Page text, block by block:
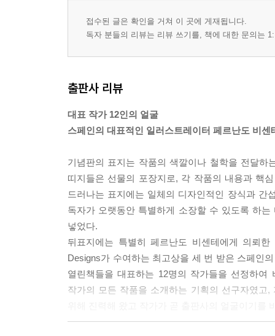
접수된 글은 확인을 거쳐 이 곳에 게재됩니다.
독자 분들의 리뷰는 리뷰 쓰기를, 책에 대한 문의는
출판사 리뷰
대표 작가 12인의 얼굴
스페인의 대표적인 일러스트레이터 페르난도 비
기념판의 표지는 작품의 색깔이나 철학을 전달
띠지들은 선물의 포장지로, 각 작품의 내용과 핵
드러나는 표지에는 일체의 디자인적인 장식과 간
독자가 오랫동안 특별하게 소장할 수 있도록 하
넣었다.
뒤표지에는 특별히 페르난도 비센테에게 의뢰
Designs가 수여하는 최고상을 세 번 받은 스페인
열린책들을 대표하는 12명의 작가들을 선정하
작가의 모든 작품을 소개하는 기획의 선구자였고